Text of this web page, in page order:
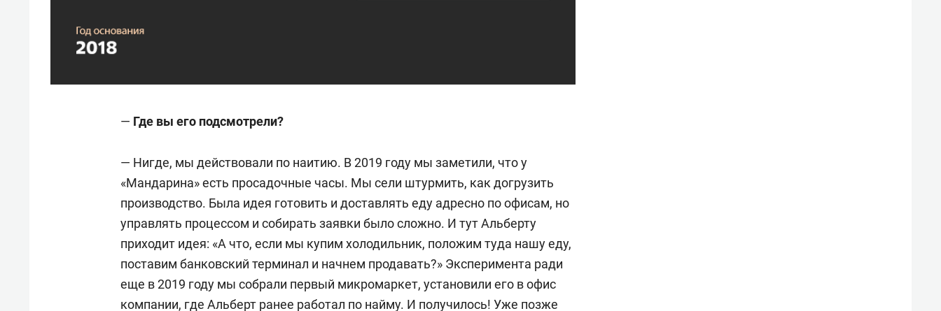
— Где вы его подсмотрели?
— Нигде, мы действовали по наитию. В 2019 году мы заметили, что у
«Мандарина» есть просадочные часы. Мы сели штурмить, как догрузить
производство. Была идея готовить и доставлять еду адресно по офисам, но
управлять процессом и собирать заявки было сложно. И тут Альберту
приходит идея: «А что, если мы купим холодильник, положим туда нашу еду,
поставим банковский терминал и начнем продавать?» Эксперимента ради
еще в 2019 году мы собрали первый микромаркет, установили его в офис
компании, где Альберт ранее работал по найму. И получилось! Уже позже